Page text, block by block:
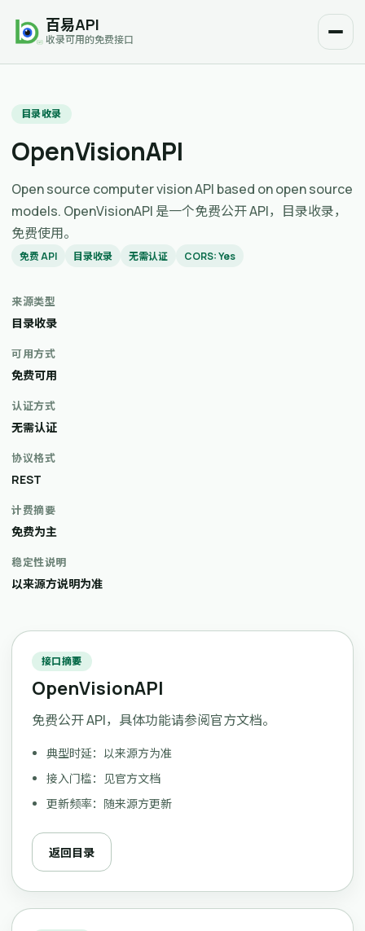
百易API
收录可用的免费接口
目录收录
OpenVisionAPI
Open source computer vision API based on open source
models. OpenVisionAPI 是一个免费公开 API，目录收录，
免费使用。
免费 API 目录收录 无需认证 CORS: Yes
来源类型
目录收录
可用方式
免费可用
认证方式
无需认证
协议格式
REST
计费摘要
免费为主
稳定性说明
以来源方说明为准
接口摘要
OpenVisionAPI
免费公开 API，具体功能请参阅官方文档。
典型时延：以来源方为准
接入门槛：见官方文档
更新频率：随来源方更新
返回目录